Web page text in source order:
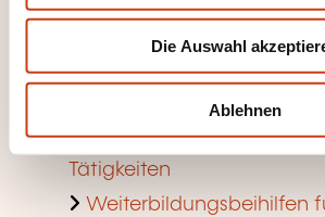
Die Auswahl
Ablehnen
Schneller Zugang
Anhand von
Tätigkeiten
Weiterbildungsbeihilfen